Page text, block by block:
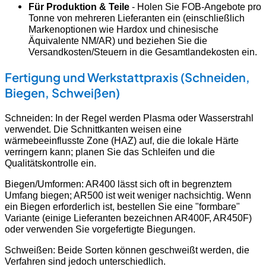
Für Produktion & Teile - Holen Sie FOB-Angebote pro
Tonne von mehreren Lieferanten ein (einschließlich
Markenoptionen wie Hardox und chinesische
Äquivalente NM/AR) und beziehen Sie die
Versandkosten/Steuern in die Gesamtlandekosten ein.
Fertigung und Werkstattpraxis (Schneiden,
Biegen, Schweißen)
Schneiden: In der Regel werden Plasma oder Wasserstrahl
verwendet. Die Schnittkanten weisen eine
wärmebeeinflusste Zone (HAZ) auf, die die lokale Härte
verringern kann; planen Sie das Schleifen und die
Qualitätskontrolle ein.
Biegen/Umformen: AR400 lässt sich oft in begrenztem
Umfang biegen; AR500 ist weit weniger nachsichtig. Wenn
ein Biegen erforderlich ist, bestellen Sie eine "formbare"
Variante (einige Lieferanten bezeichnen AR400F, AR450F)
oder verwenden Sie vorgefertigte Biegungen.
Schweißen: Beide Sorten können geschweißt werden, die
Verfahren sind jedoch unterschiedlich.